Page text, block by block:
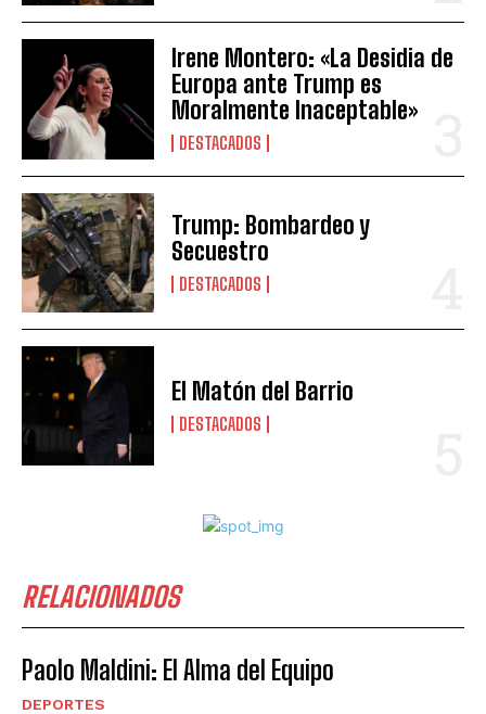
Irene Montero: «La Desidia de
Europa ante Trump es
Moralmente Inaceptable»
DESTACADOS
Trump: Bombardeo y
Secuestro
DESTACADOS
El Matón del Barrio
DESTACADOS
RELACIONADOS
Paolo Maldini: El Alma del Equipo
DEPORTES